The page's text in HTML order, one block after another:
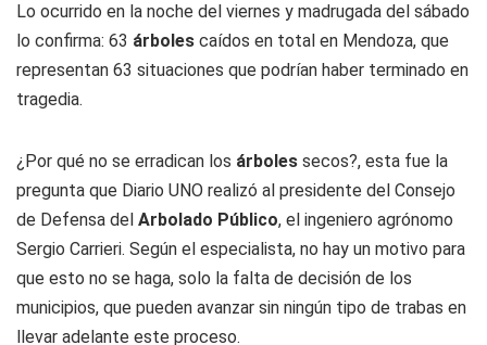
Lo ocurrido en la noche del viernes y madrugada del sábado
lo confirma: 63 árboles caídos en total en Mendoza, que
representan 63 situaciones que podrían haber terminado en
tragedia.
¿Por qué no se erradican los árboles secos?, esta fue la
pregunta que Diario UNO realizó al presidente del Consejo
de Defensa del Arbolado Público, el ingeniero agrónomo
Sergio Carrieri. Según el especialista, no hay un motivo para
que esto no se haga, solo la falta de decisión de los
municipios, que pueden avanzar sin ningún tipo de trabas en
llevar adelante este proceso.